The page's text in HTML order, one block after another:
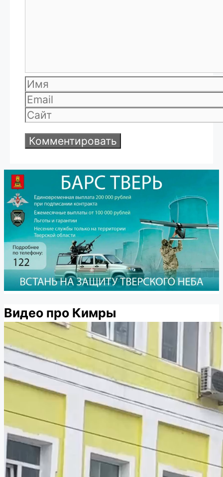
Имя
Email
Сайт
Видео про Кимры